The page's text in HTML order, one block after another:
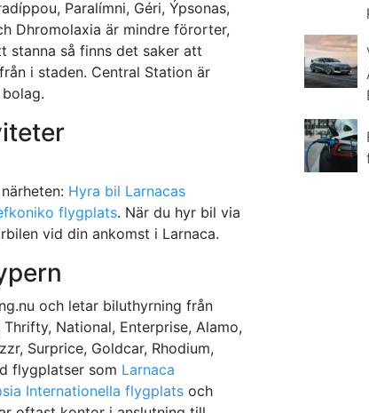
Paralímni, Géri, Ýpsonas,
Dhromolaxia är mindre förorter,
stanna så finns det saker att
i staden. Central Station är
Hyra bil Larnacas
flygplats. När du hyr bil via
vid din ankomst i Larnaca.
och letar biluthyrning från
National, Enterprise, Alamo,
Surprice, Goldcar, Rhodium,
flygplatser som Larnaca
Internationella flygplats och